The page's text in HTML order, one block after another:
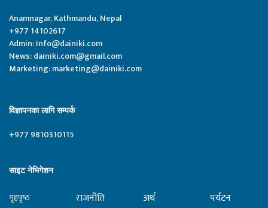
Anamnagar, Kathmandu, Nepal
+977 14102617
Admin:Info@dainiki.com
News:dainiki.com@gmail.com
Marketing:marketing@dainiki.com
विज्ञापनका लागि सम्पर्क
+977 9810310115
साइट नेभिगेशन
गृहपृष्‍ठ
राजनीति
अर्थ
पर्यटन